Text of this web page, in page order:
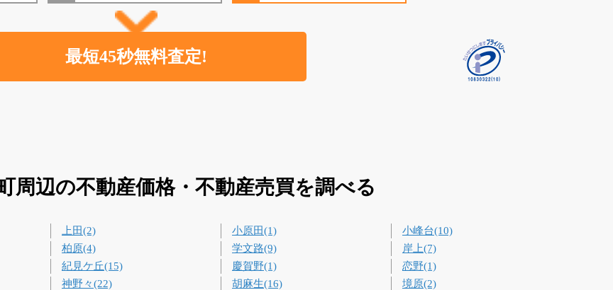
周辺の不動産価格・不動産売買を調べる
上田(2) 小原田(1)
小峰台(10)
柏原(4) 学文路(9)
岸上(7)
紀見ケ丘(15) 慶賀野(1)
恋野(1)
神野々(22) 胡麻生(16)
境原(2)